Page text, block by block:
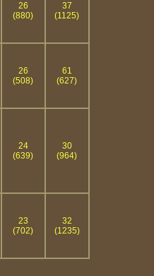
26
(880)
37
(1125)
26
(508)
61
(627)
24
(639)
30
(964)
23
(702)
32
(1235)